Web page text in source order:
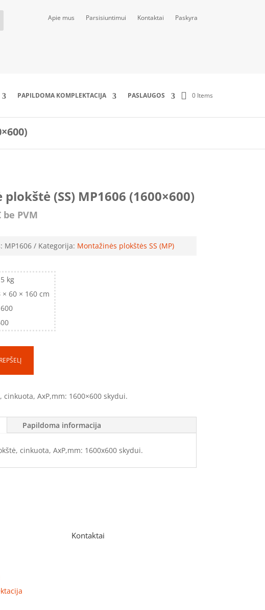
Apie mus Parsisiuntimui Kontaktai Paskyra
PAPILDOMA KOMPLEKTACIJA PASLAUGOS 0 Items
(SS) MP1606 (1600×600)
be PVM
MP1606 Kategorija: Montažinės plokštės SS (MP)
kg
× 60 × 160 cm
AxP,mm: 1600×600 skydui.
Papildoma informacija
cinkuota, AxP,mm: 1600x600 skydui.
Kontaktai